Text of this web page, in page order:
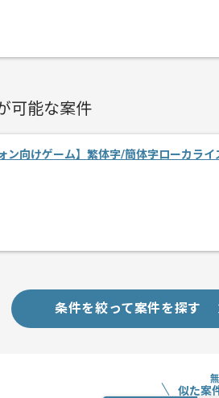
可能な案件
ン向けゲーム】繁体字/簡体字ローカラ
条件を絞って案件を探す
似た案